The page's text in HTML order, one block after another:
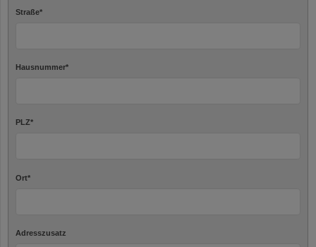
Straße*
Hausnummer*
PLZ*
Ort*
Adresszusatz